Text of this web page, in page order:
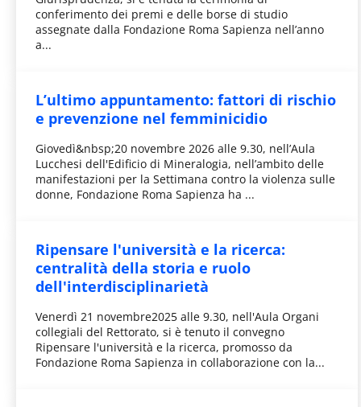
conferimento dei premi e delle borse di studio
assegnate dalla Fondazione Roma Sapienza nell’anno
a...
L’ultimo appuntamento: fattori di rischio
e prevenzione nel femminicidio
Giovedì&nbsp;20 novembre 2026 alle 9.30, nell’Aula
Lucchesi dell'Edificio di Mineralogia, nell’ambito delle
manifestazioni per la Settimana contro la violenza sulle
donne, Fondazione Roma Sapienza ha ...
Ripensare l'università e la ricerca:
centralità della storia e ruolo
dell'interdisciplinarietà
Venerdì 21 novembre2025 alle 9.30, nell'Aula Organi
collegiali del Rettorato, si è tenuto il convegno
Ripensare l'università e la ricerca, promosso da
Fondazione Roma Sapienza in collaborazione con la...